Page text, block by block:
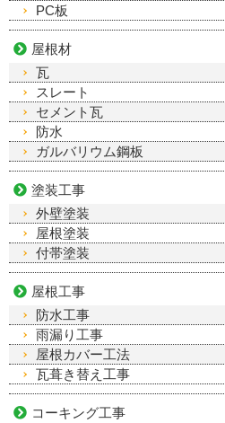
PC板
屋根材
瓦
スレート
セメント瓦
防水
ガルバリウム鋼板
塗装工事
外壁塗装
屋根塗装
付帯塗装
屋根工事
防水工事
雨漏り工事
屋根カバー工法
瓦葺き替え工事
コーキング工事